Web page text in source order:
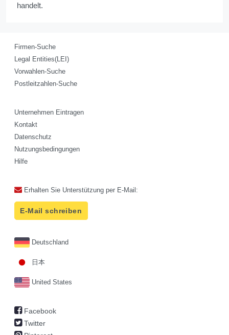
handelt.
Firmen-Suche
Legal Entities(LEI)
Vorwahlen-Suche
Postleitzahlen-Suche
Unternehmen Eintragen
Kontakt
Datenschutz
Nutzungsbedingungen
Hilfe
Erhalten Sie Unterstützung per E-Mail:
E-Mail schreiben
Deutschland
日本
United States
Facebook
Twitter